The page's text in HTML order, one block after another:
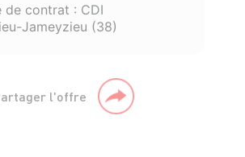
de contrat : CDI
Jameyzieu (38)
l'offre